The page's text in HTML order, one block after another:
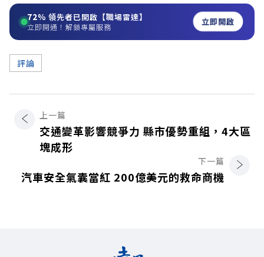
72% 領先者已開啟【職場雷達】
立即開通！解鎖專屬服務 立即開啟
評論
上一篇
交通變革影響競爭力 縣市優勢重組，4大區
塊成形
下一篇
汽車安全氣囊當紅 200億美元的救命商機